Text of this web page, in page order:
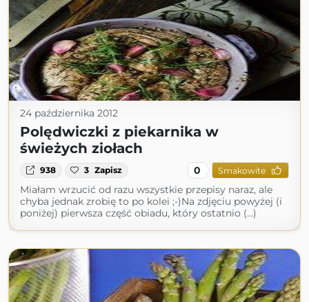
24 października 2012
Polędwiczki z piekarnika w
świeżych ziołach
938 3 Zapisz 0 Smakowite
Miałam wrzucić od razu wszystkie przepisy naraz, ale
chyba jednak zrobię to po kolei ;-)Na zdjęciu powyżej (i
poniżej) pierwsza część obiadu, który ostatnio (...)